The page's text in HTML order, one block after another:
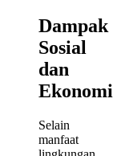
Dampak
Sosial
dan
Ekonomi
Selain
manfaat